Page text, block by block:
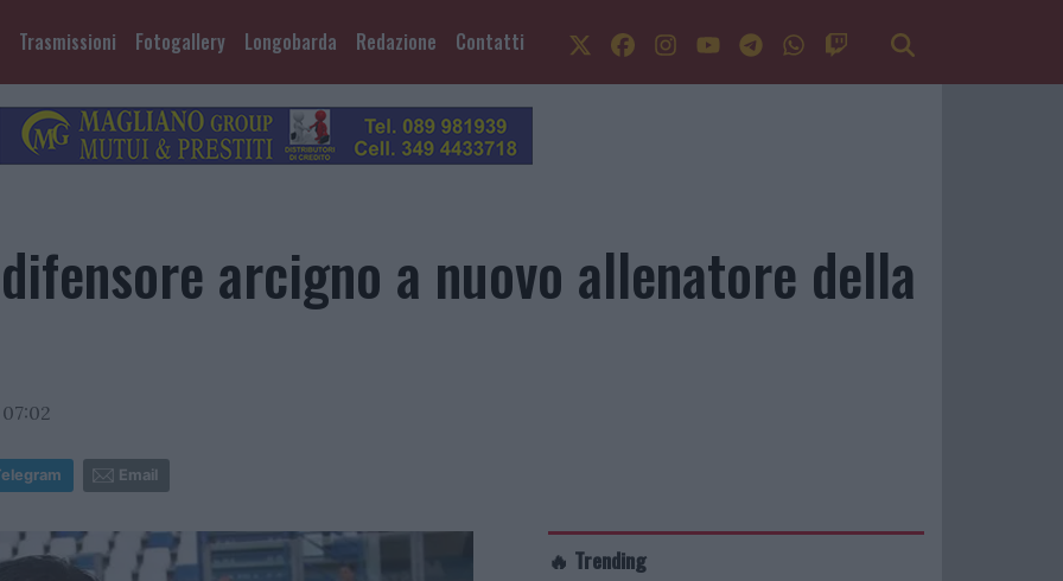
Trasmissioni Fotogallery Longobarda Redazione Contatti
arcigno a nuovo allenatore della
Email
🔥 Trending